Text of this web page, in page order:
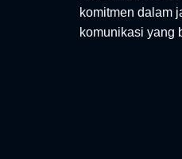
komitmen dalam
komunikasi yang